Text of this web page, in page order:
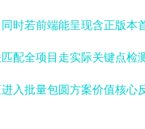
时若前端能呈现含正版本
配全项目走实际关键点检
入批量包圆方案价值核心